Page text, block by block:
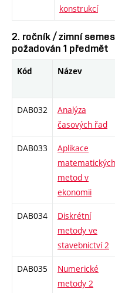
konstrukcí
2. ročník / zimní
požadován 1 předmět
Kód Název
DAB032
Analýza
časových řad
DAB033
Aplikace
matematických
metod v
ekonomii
DAB034
Diskrétní
metody ve
stavebnictví 2
DAB035
Numerické
metody 2